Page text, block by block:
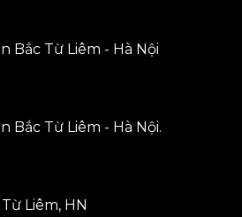
Bắc Từ Liêm - Hà Nội
Bắc Từ Liêm - Hà Nội.
Liêm, HN